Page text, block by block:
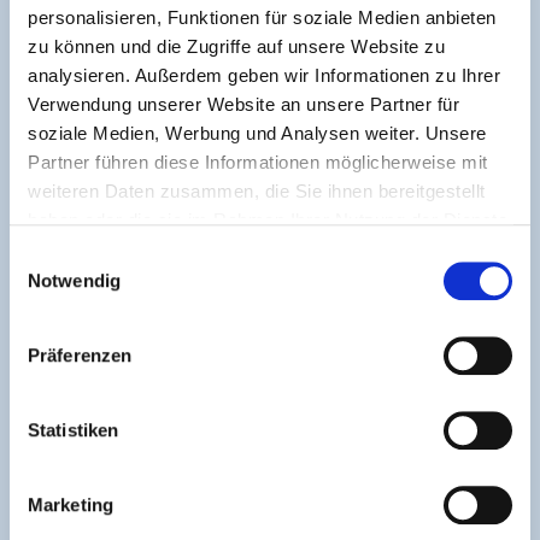
personalisieren, Funktionen für soziale Medien anbieten
zu können und die Zugriffe auf unsere Website zu
analysieren. Außerdem geben wir Informationen zu Ihrer
Verwendung unserer Website an unsere Partner für
soziale Medien, Werbung und Analysen weiter. Unsere
Partner führen diese Informationen möglicherweise mit
weiteren Daten zusammen, die Sie ihnen bereitgestellt
Notwendig
Präferenzen
Statistiken
Marketing
Stundenaufwand, im Beschäftigungsverhältnis.
AUFGABEN
Unterricht in Teil 2 und/oder Teil 3 des Meisterkurses (3
Kurse/ Jahr) Salonmanagement, Wirtschaftslehre,
Rechnungswesen, Buchführung, Kosten-Leistungs-
Rechnung und Controlling
Geplante Unterrichtszeiten: Dienstag, Mittwoch, Freitag
Meisterbrief, Studium oder vergleichbare Qualifikation
Fachkompetenz und berufliche Erfahrung,
gute EDV-Kenntnisse
hoher Qualitätsanspruch, Zuverlässigkeit, Pünktlichkeit
aufgeschlossen, kommunikativ und flexibel
Vorname* Nachname*
Telefon*
Offene Stellen